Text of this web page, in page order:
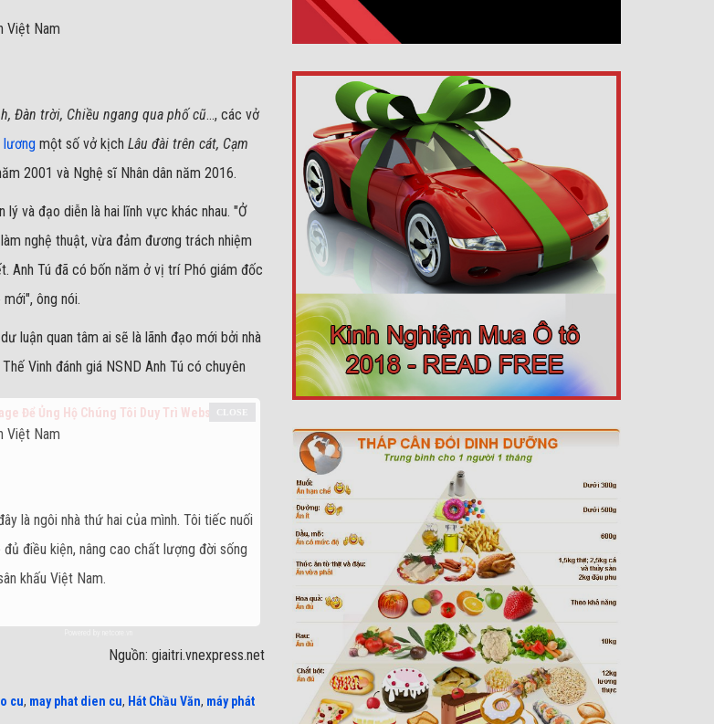
Đàn trời, Chiều ngang qua phố cũ..., các vở
một số vở kịch Lâu đài trên cát, Cạm
2001 và Nghệ sĩ Nhân dân năm 2016.
lý và đạo diễn là hai lĩnh vực khác nhau. "Ở
nghệ thuật, vừa đảm đương trách nhiệm
Anh Tú đã có bốn năm ở vị trí Phó giám đốc
ông nói.
luận quan tâm ai sẽ là lãnh đạo mới bởi nhà
Vinh đánh giá NSND Anh Tú có chuyên
là ngôi nhà thứ hai của mình. Tôi tiếc nuối
đủ điều kiện, nâng cao chất lượng đời sống
khấu Việt Nam.
Nguồn: giaitri.vnexpress.net
cu, may phat dien cu, Hát Chầu Văn, máy phát
Để Ủng Hộ Chúng Tôi Duy Trì Website